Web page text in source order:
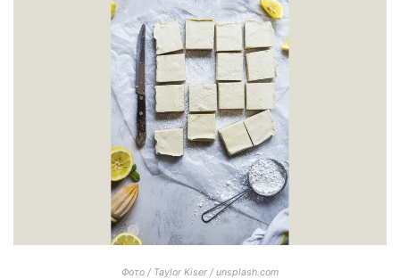
Фото / Taylor Kiser / unsplash.com